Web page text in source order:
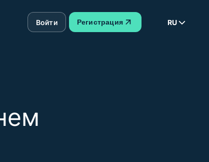
RU
Войти Регистрация